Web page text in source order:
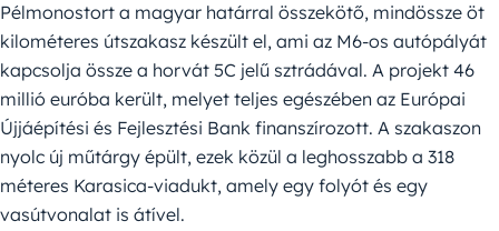
Pélmonostort a magyar határral összekötő, mindössze öt
kilométeres útszakasz készült el, ami az M6-os autópályát
kapcsolja össze a horvát 5C jelű sztrádával. A projekt 46
millió euróba került, melyet teljes egészében az Európai
Újjáépítési és Fejlesztési Bank finanszírozott. A szakaszon
nyolc új műtárgy épült, ezek közül a leghosszabb a 318
méteres Karasica-viadukt, amely egy folyót és egy
vasútvonalat is átível.